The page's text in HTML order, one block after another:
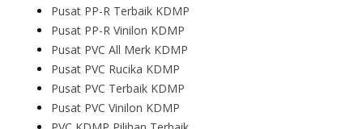
Pusat PP-R Terbaik KDMP
Pusat PP-R Vinilon KDMP
Pusat PVC All Merk KDMP
Pusat PVC Rucika KDMP
Pusat PVC Terbaik KDMP
Pusat PVC Vinilon KDMP